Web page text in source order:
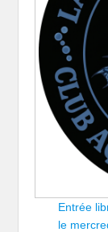
Entrée
le